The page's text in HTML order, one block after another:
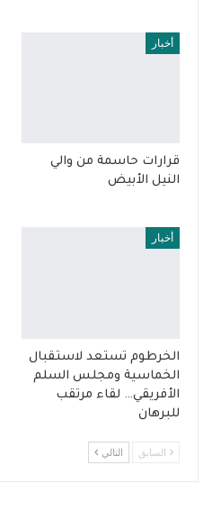
أخبار
قرارات حاسمة من والي
النيل الأبيض
أخبار
الخرطوم تستعد لاستقبال
الخماسية ومجلس السلم
الأفريقي… لقاء مرتقب
للبرهان
السابق التالي